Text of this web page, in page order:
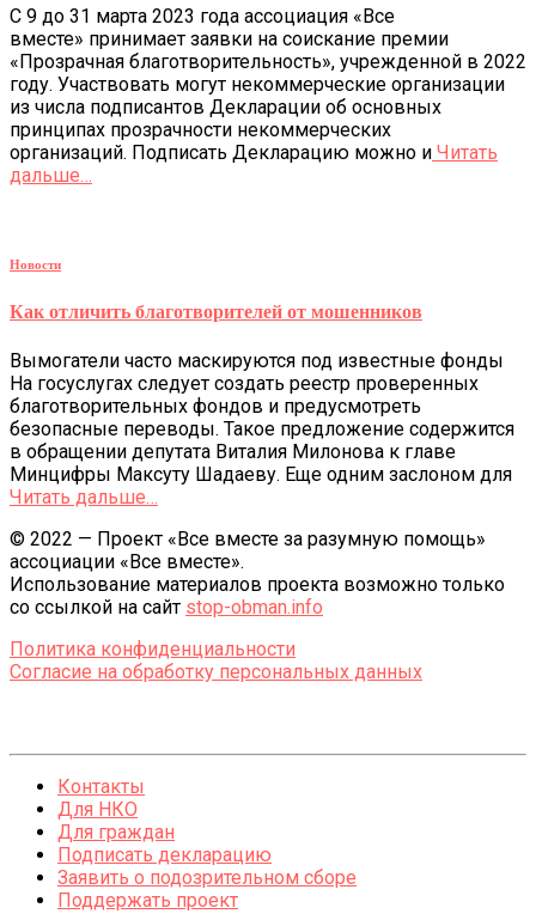
С 9 до 31 марта 2023 года ассоциация «Все
вместе» принимает заявки на соискание премии
«Прозрачная благотворительность», учрежденной в 2022
году. Участвовать могут некоммерческие организации
из числа подписантов Декларации об основных
принципах прозрачности некоммерческих
организаций. Подписать Декларацию можно и Читать
дальше…
Новости
Как отличить благотворителей от мошенников
Вымогатели часто маскируются под известные фонды
На госуслугах следует создать реестр проверенных
благотворительных фондов и предусмотреть
безопасные переводы. Такое предложение содержится
в обращении депутата Виталия Милонова к главе
Минцифры Максуту Шадаеву. Еще одним заслоном для
Читать дальше…
© 2022 — Проект «Все вместе за разумную помощь»
ассоциации «Все вместе».
Использование материалов проекта возможно только
со ссылкой на сайт stop-obman.info
Политика конфиденциальности
Согласие на обработку персональных данных
Контакты
Для НКО
Для граждан
Подписать декларацию
Заявить о подозрительном сборе
Поддержать проект